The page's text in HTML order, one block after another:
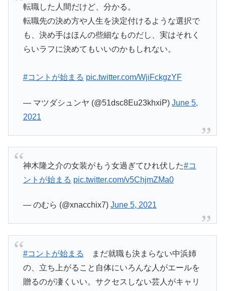
転職した人間だけど、分かる。
転職先の決め方や人生を決定付けるような選択で
も、決め手はほんの些細なものだし、実はそれく
らいラフに決めてもいいのかもしれない。
#コントが始まる pic.twitter.com/WjiFckgzYF
— マツダシュンヤ (@51dsc8Eu23khxiP) June 5,
2021
神木隆之介の女装がもう女過ぎてひれ伏した#コ
ントが始まる pic.twitter.com/v5ChjmZMa0
— のむら (@xnacchix7) June 5, 2021
#コントが始まる
まだ就職も決まらない中浜姉
の、立ち上がること自体にいろんな人がエールを
贈るのが凄くいい。サクセスしない芸人がキャリ